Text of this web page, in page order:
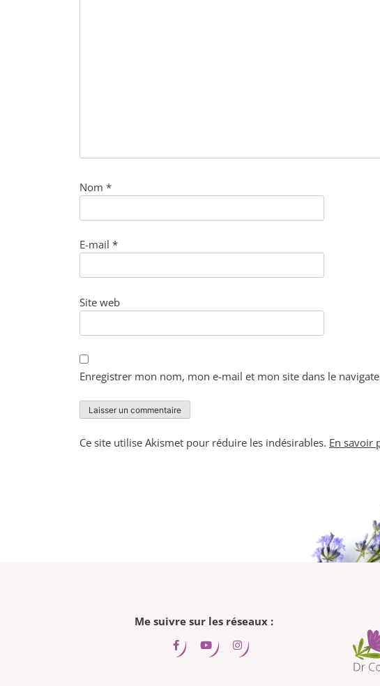
Nom *
E-mail *
Site web
Enregistrer mon nom, mon e-mail et mon site dans le
Ce site utilise Akismet pour réduire les indésirables. En savoir
Me suivre sur les réseaux :